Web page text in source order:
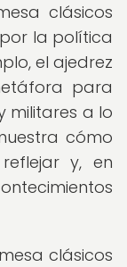
clásicos
la política
el ajedrez
para
militares a lo
cómo
y, en
clásicos